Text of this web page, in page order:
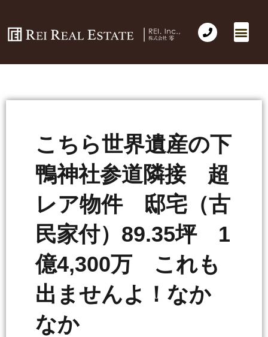
こちら世界遺産の下
鴨神社参道隣接 超
レア物件 邸宅（古
民家付）89.35坪 1
億4,300万 これも
出ませんよ！なか
なか